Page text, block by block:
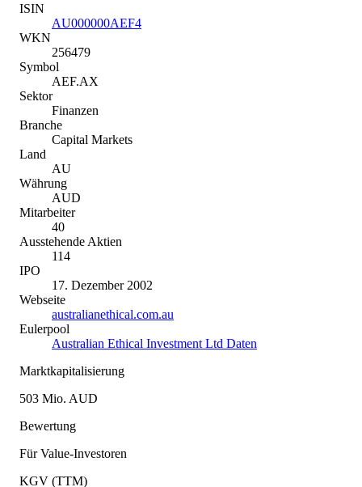
ISIN
AU000000AEF4
WKN
256479
Symbol
AEF.AX
Sektor
Finanzen
Branche
Capital Markets
Land
AU
Währung
AUD
Mitarbeiter
40
Ausstehende Aktien
114
IPO
17. Dezember 2002
Webseite
australianethical.com.au
Eulerpool
Australian Ethical Investment Ltd Daten
Marktkapitalisierung
503 Mio. AUD
Bewertung
Für Value-Investoren
KGV (TTM)